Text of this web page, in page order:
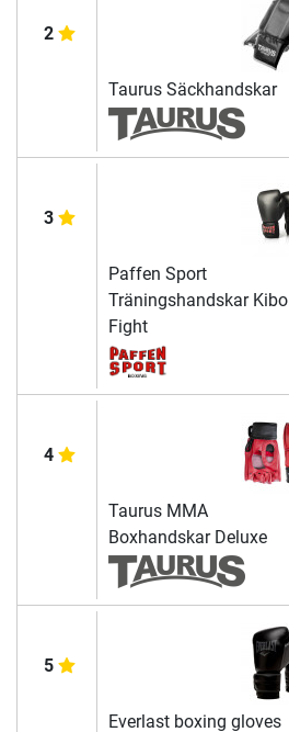
2
Taurus Säckhandskar
3
Paffen Sport
Träningshandskar Kibo
Fight
4
Taurus MMA
Boxhandskar Deluxe
5
Everlast boxing gloves